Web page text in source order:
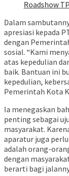
Roadshow
Dalam
apresiasi kepada
dengan
sosial. “Kami
atas kepedulian
baik. Bantuan ini
kepedulian,
Pemerintah Kota
Ia menegaskan
penting sebagai
masyarakat.
aparatur juga
adalah orang-
dengan
berarti bagi